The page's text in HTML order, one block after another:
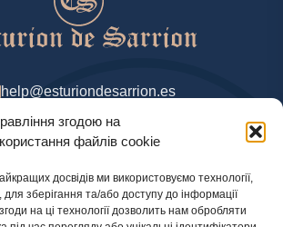
згодою на
файлів cookie
досвідів ми використовуємо технології,
зберігання та/або доступу до інформації
на ці технології дозволить нам обробляти
help@esturiondesarrion.es
з 9 до 18 (GMT+2) у будні
Спосіб оплати